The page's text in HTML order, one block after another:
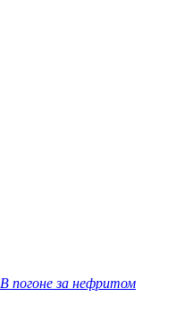
В погоне за нефритом